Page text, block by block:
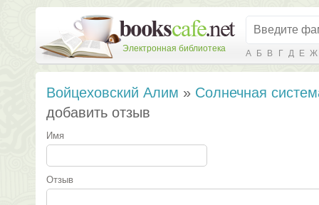
Электронная библиотека А Б В Г Д Е Ж
Войцеховский Алим » Солнечная
добавить отзыв
Имя
Отзыв